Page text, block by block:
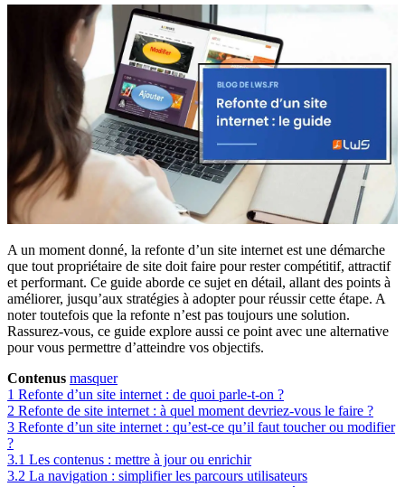
A un moment donné, la refonte d’un site internet est une démarche
que tout propriétaire de site doit faire pour rester compétitif, attractif
et performant. Ce guide aborde ce sujet en détail, allant des points à
améliorer, jusqu’aux stratégies à adopter pour réussir cette étape. A
noter toutefois que la refonte n’est pas toujours une solution.
Rassurez-vous, ce guide explore aussi ce point avec une alternative
pour vous permettre d’atteindre vos objectifs.
Contenus masquer
1 Refonte d’un site internet : de quoi parle-t-on ?
2 Refonte de site internet : à quel moment devriez-vous le faire ?
3 Refonte d’un site internet : qu’est-ce qu’il faut toucher ou modifier
?
3.1 Les contenus : mettre à jour ou enrichir
3.2 La navigation : simplifier les parcours utilisateurs